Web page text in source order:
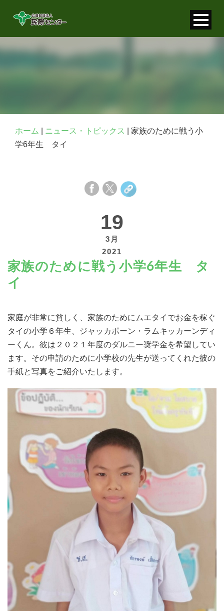
お問い合わせ
ホーム ニュース・トピックス
家族のために戦う小
学6年生 タイ
19
3月
2021
家族のために戦う小学6年生 タ
イ
家庭が非常に貧しく、家族のためにムエタイでお金を稼ぐ
タイの小学６年生、ジャッカポーン・ラムキッカーンディ
ーくん。彼は２０２１年度のダルニー奨学金を希望してい
ます。その申請のために小学校の先生が送ってくれた彼の
手紙と写真をご紹介いたします。